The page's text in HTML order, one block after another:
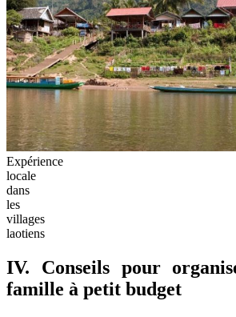
Expérience
locale
dans
les
villages
laotiens
IV. Conseils pour
famille à petit budget